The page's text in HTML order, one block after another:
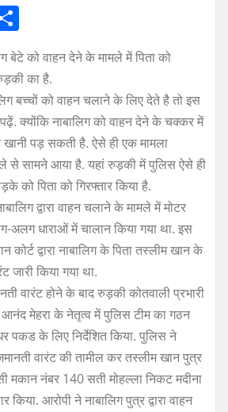
h
a
re
बेटे को वाहन देने के मामले में पिता को
का है.
बच्चों को वाहन चलाने के लिए देते है तो इस
क्योंकि नाबालिग को वाहन देने के चक्कर में
पड़ सकती है. ऐसे ही एक मामला
से सामने आया है. यहां रुड़की में पुलिस ऐसे ही
को पिता को गिरफ्तार किया है.
द्वारा वाहन चलाने के मामले में मोटर
अलग धाराओं में चालान किया गया था. इस
कोर्ट द्वारा नाबालिग के पिता तस्लीम खान के
जारी किया गया था.
वारंट होने के बाद रुड़की कोतवाली प्रभारी
आनंद मेहरा के नेतृत्व में पुलिस टीम का गठन
पकड के लिए निर्देशित किया. पुलिस ने
वारंट की तामील कर तस्लीम खान पुत्र
मकान नंबर 140 सती मोहल्ला निकट मदीना
आरोपी ने नाबालिग पुत्र द्वारा वाहन